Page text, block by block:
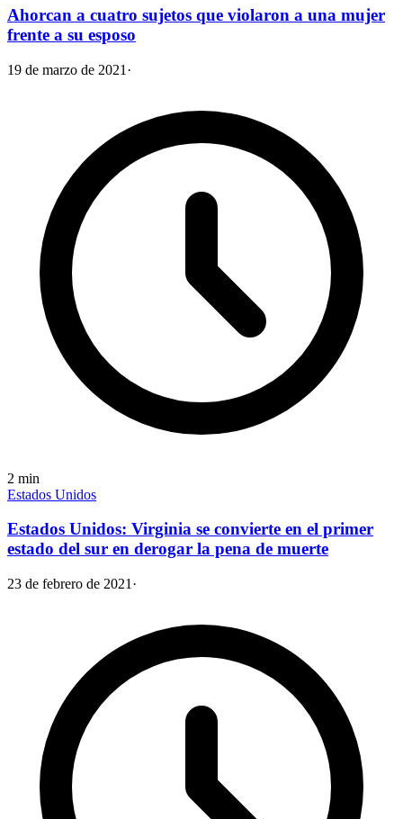
Ahorcan a cuatro sujetos que violaron a una mujer
frente a su esposo
19 de marzo de 2021 ·
2 min
Estados Unidos
Estados Unidos: Virginia se convierte en el primer
estado del sur en derogar la pena de muerte
23 de febrero de 2021 ·